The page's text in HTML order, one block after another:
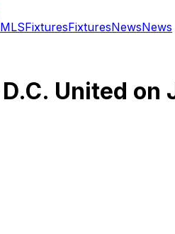
MLSFixturesFixturesNewsNews
D.C. United on